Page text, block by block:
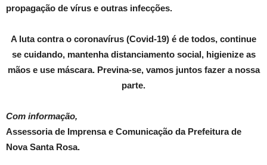
propagação de vírus e outras infecções.
A luta contra o coronavírus (Covid-19) é de todos, continue
se cuidando, mantenha distanciamento social, higienize as
mãos e use máscara. Previna-se, vamos juntos fazer a nossa
parte.
Com informação,
Assessoria de Imprensa e Comunicação da Prefeitura de
Nova Santa Rosa.